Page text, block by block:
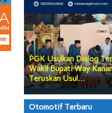
PGK Usulkan Dialog
Wakil Bupati Way
Teruskan Usul…
Otomotif Terbaru